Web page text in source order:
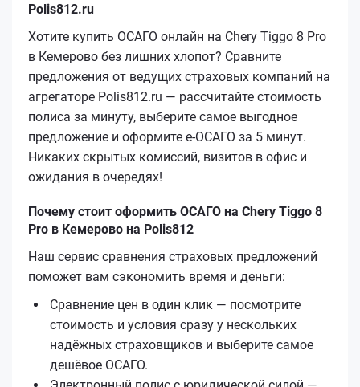
Polis812.ru
Хотите купить ОСАГО онлайн на Chery Tiggo 8 Pro
в Кемерово без лишних хлопот? Сравните
предложения от ведущих страховых компаний на
агрегаторе Polis812.ru — рассчитайте стоимость
полиса за минуту, выберите самое выгодное
предложение и оформите е‑ОСАГО за 5 минут.
Никаких скрытых комиссий, визитов в офис и
ожидания в очередях!
Почему стоит оформить ОСАГО на Chery Tiggo 8
Pro в Кемерово на Polis812
Наш сервис сравнения страховых предложений
поможет вам сэкономить время и деньги:
Сравнение цен в один клик — посмотрите
стоимость и условия сразу у нескольких
надёжных страховщиков и выберите самое
дешёвое ОСАГО.